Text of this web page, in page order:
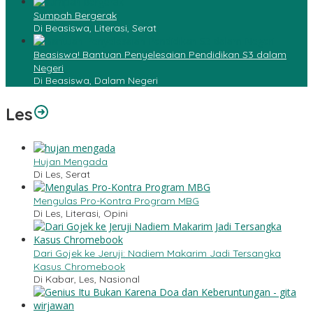
Sumpah Bergerak
Di Beasiswa, Literasi, Serat
Beasiswa! Bantuan Penyelesaian Pendidikan S3 dalam
Negeri
Di Beasiswa, Dalam Negeri
Les
Hujan Mengada
Di Les, Serat
Mengulas Pro-Kontra Program MBG
Di Les, Literasi, Opini
Dari Gojek ke Jeruji: Nadiem Makarim Jadi Tersangka
Kasus Chromebook
Di Kabar, Les, Nasional